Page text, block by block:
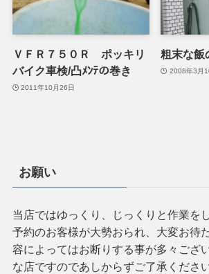
ＶＦＲ７５０Ｒ ポッキリ
バイク車検/凸ﾒﾝﾃの巻き
2011年10月26日
粗末な飯
2008年3月
お願い
当店ではゆっくり、じっくりと作業を
予約のお客様が大勢おられ、大変お待
容によってはお断りする事が多々ござ
な店ですのであしからずご了承くださ